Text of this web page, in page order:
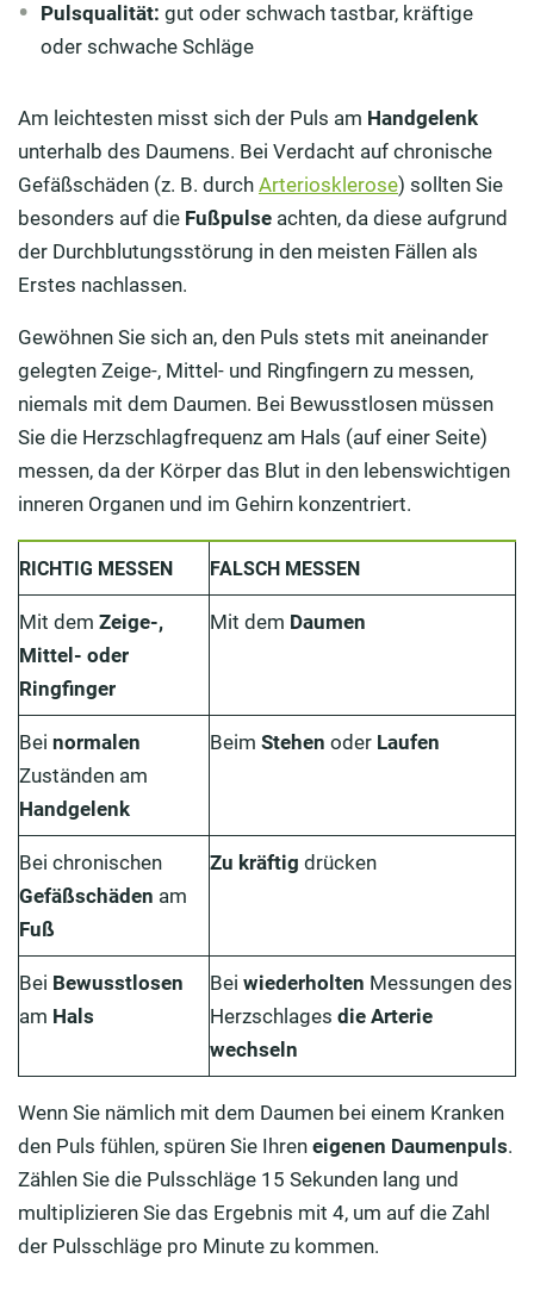
Pulsqualität: gut oder schwach tastbar, kräftige
oder schwache Schläge
Am leichtesten misst sich der Puls am Handgelenk
unterhalb des Daumens. Bei Verdacht auf chronische
Gefäßschäden (z. B. durch Arteriosklerose) sollten Sie
besonders auf die Fußpulse achten, da diese aufgrund
der Durchblutungsstörung in den meisten Fällen als
Erstes nachlassen.
Gewöhnen Sie sich an, den Puls stets mit aneinander
gelegten Zeige-, Mittel- und Ringfingern zu messen,
niemals mit dem Daumen. Bei Bewusstlosen müssen
Sie die Herzschlagfrequenz am Hals (auf einer Seite)
messen, da der Körper das Blut in den lebenswichtigen
inneren Organen und im Gehirn konzentriert.
RICHTIG MESSEN FALSCH MESSEN
Mit dem Zeige-,
Mittel- oder
Ringfinger
Mit dem Daumen
Bei normalen
Zuständen am
Handgelenk
Beim Stehen oder Laufen
Bei chronischen
Gefäßschäden am
Fuß
Zu kräftig drücken
Bei Bewusstlosen
am Hals
Bei wiederholten Messungen des
Herzschlages die Arterie
wechseln
Wenn Sie nämlich mit dem Daumen bei einem Kranken
den Puls fühlen, spüren Sie Ihren eigenen Daumenpuls.
Zählen Sie die Pulsschläge 15 Sekunden lang und
multiplizieren Sie das Ergebnis mit 4, um auf die Zahl
der Pulsschläge pro Minute zu kommen.